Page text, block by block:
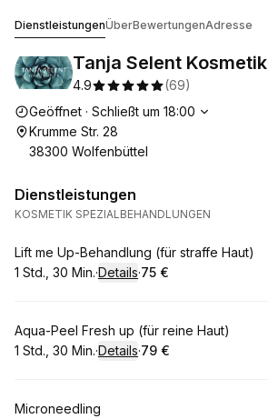
DienstleistungenÜberBewertungenAdresse
Tanja Selent Kosmetik
4.9 (69)
Die Öffnungszeiten
Geöffnet · Schließt um 18:00
Krumme Str. 28
38300 Wolfenbüttel
Dienstleistungen
KOSMETIK SPEZIALBEHANDLUNGEN
Buchen
Lift me Up-Behandlung (für straffe Haut)
. Dauer:
1 Std., 30 Min.·Details·
. Preis
75 €
Buchen
Aqua-Peel Fresh up (für reine Haut)
. Dauer:
1 Std., 30 Min.·Details·
. Preis
79 €
Buchen
Microneedling